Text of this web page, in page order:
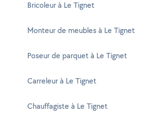
Bricoleur à Le Tignet
Monteur de meubles à Le Tignet
Poseur de parquet à Le Tignet
Carreleur à Le Tignet
Chauffagiste à Le Tignet